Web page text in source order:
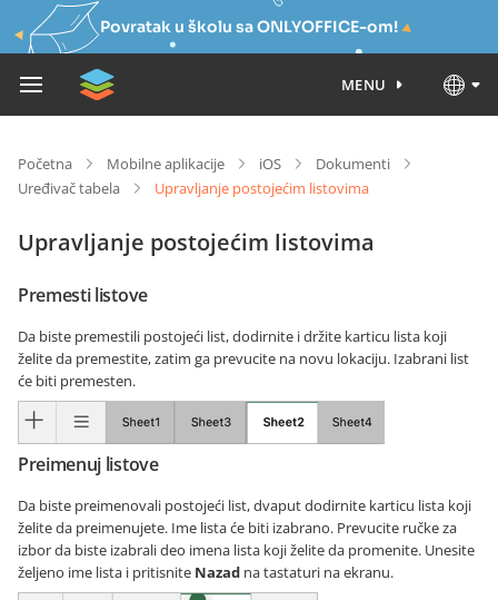
Povratak u školu sa ONLYOFFICE-om!
MENU
Početna Mobilne aplikacije iOS
Dokumenti
Uređivač tabela
Upravljanje postojećim listovima
Upravljanje postojećim listovima
Premesti listove
Da biste premestili postojeći list, dodirnite i držite karticu lista koji
želite da premestite, zatim ga prevucite na novu lokaciju. Izabrani list
će biti premesten.
Preimenuj listove
Da biste preimenovali postojeći list, dvaput dodirnite karticu lista koji
želite da preimenujete. Ime lista će biti izabrano. Prevucite ručke za
izbor da biste izabrali deo imena lista koji želite da promenite. Unesite
željeno ime lista i pritisnite Nazad na tastaturi na ekranu.